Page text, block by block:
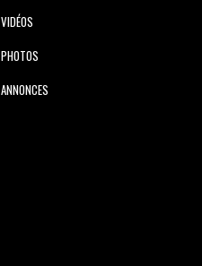
VIDÉOS
PHOTOS
ANNONCES